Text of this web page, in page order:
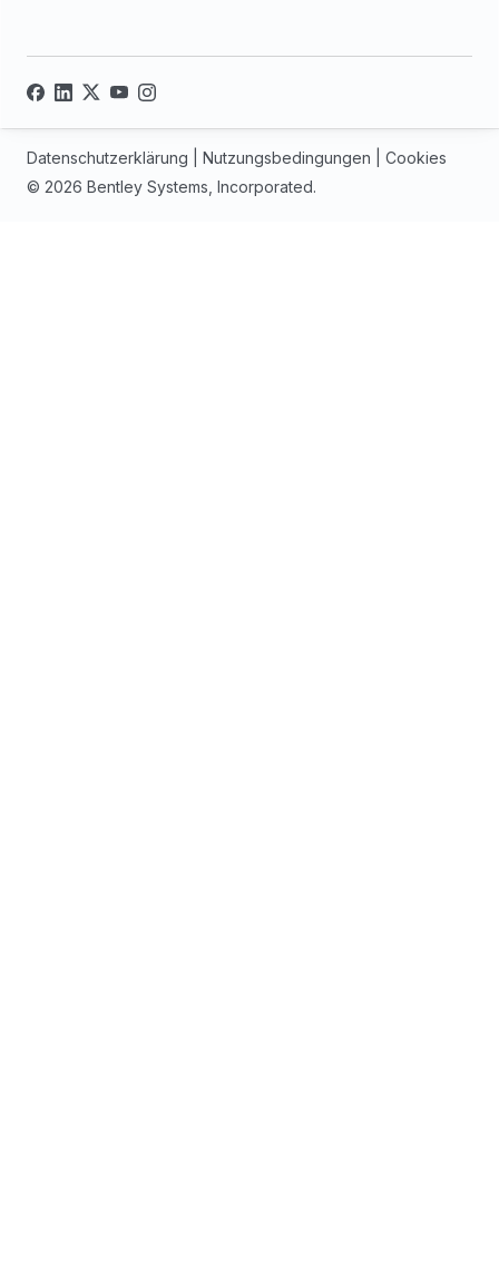
© 2026 Bentley Systems, Incorporated.
Datenschutzerklärung Nutzungsbedingungen Cookies